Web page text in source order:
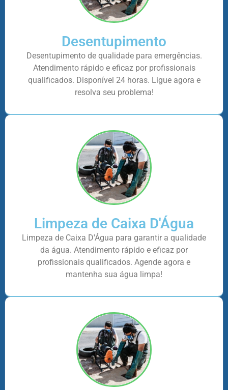
Desentupimento
Desentupimento de qualidade para emergências.
Atendimento rápido e eficaz por profissionais
qualificados. Disponível 24 horas. Ligue agora e
resolva seu problema!
Limpeza de Caixa D'Água
Limpeza de Caixa D'Água para garantir a qualidade
da água. Atendimento rápido e eficaz por
profissionais qualificados. Agende agora e
mantenha sua água limpa!